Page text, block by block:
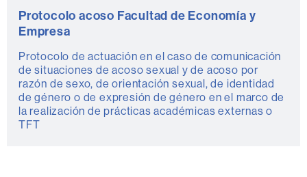
Protocolo acoso Facultad de Economía y
Empresa
Protocolo de actuación en el caso de comunicación
de situaciones de acoso sexual y de acoso por
razón de sexo, de orientación sexual, de identidad
de género o de expresión de género en el marco de
la realización de prácticas académicas externas o
TFT